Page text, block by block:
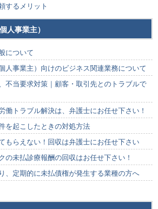
するメリット
人事業主）
について
人事業主）向けのビジネス関連業務について
不当要求対策｜顧客・取引先とのトラブルで
働トラブル解決は、弁護士にお任せ下さい！
を起こしたときの対処方法
もらえない！回収は弁護士にお任せ下さい
の未払診療報酬の回収はお任せ下さい！
、定期的に未払債権が発生する業種の方へ